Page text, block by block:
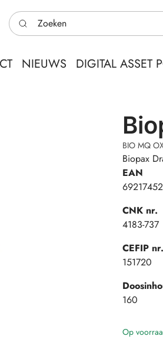
Zoeken
NIEUWS DIGITAL ASSET
BIO MQ
Biopax
EAN
CNK nr.
4183-737
CEFIP nr.
151720
160
Op